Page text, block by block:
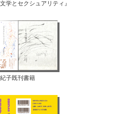
学とセクシュアリティ』
子既刊書籍